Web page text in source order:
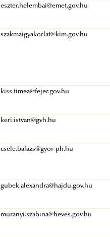
eszter.helembai@emet.gov.hu
szakmaigyakorlat@kim.gov.hu
kiss.timea@fejer.gov.hu
keri.istvan@gvh.hu
csele.balazs@gyor-ph.hu
gubek.alexandra@hajdu.gov.hu
muranyi.szabina@heves.gov.hu